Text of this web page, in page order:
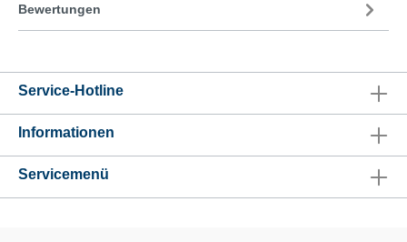
Bewertungen
Service-Hotline
Informationen
Servicemenü